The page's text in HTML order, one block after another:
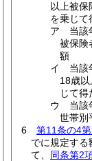
以上被
を乗じて
ア 当該
被保険
額
イ 当該
18歳
じて得
ウ 当該
世帯別
6
第11条の4
でに規定する
て、 同条第2